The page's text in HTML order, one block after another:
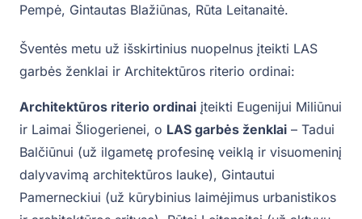
Pempė, Gintautas Blažiūnas, Rūta Leitanaitė.
Šventės metu už išskirtinius nuopelnus įteikti LAS
garbės ženklai ir Architektūros riterio ordinai:
Architektūros riterio ordinai įteikti Eugenijui Miliūnui
ir Laimai Šliogerienei, o LAS garbės ženklai – Tadui
Balčiūnui (už ilgametę profesinę veiklą ir visuomeninį
dalyvavimą architektūros lauke), Gintautui
Pamerneckiui (už kūrybinius laimėjimus urbanistikos